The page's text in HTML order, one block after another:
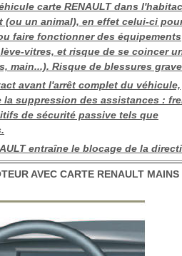
carte RENAULT dans
(ou un animal), en effet celui-ci
faire fonctionner des équipements
vitres, et risque de se coincer
main...). Risque de blessures
avant l'arrêt complet du véhicule,
la suppression des assistances :
de sécurité passive tels que
entraîne le blocage de la
AVEC CARTE RENAULT MAINS